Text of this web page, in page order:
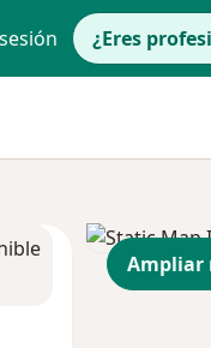
¿Eres
Ampliar